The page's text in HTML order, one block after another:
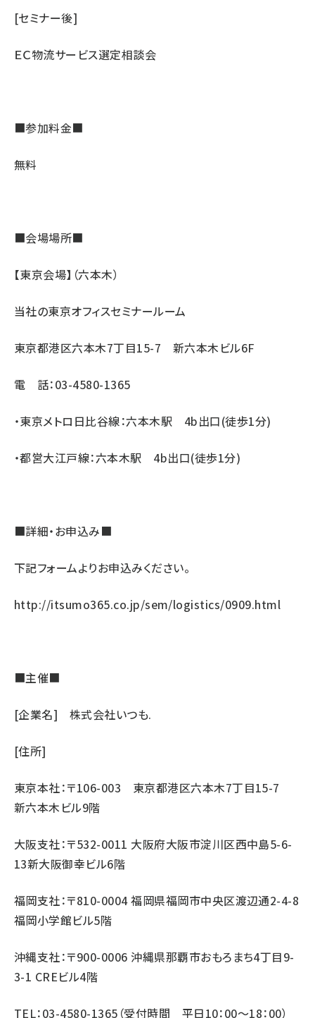
[セミナー後]
ＥＣ物流サービス選定相談会
■参加料金■
無料
■会場場所■
【東京会場】（六本木）
当社の東京オフィスセミナールーム
東京都港区六本木7丁目15-7 新六本木ビル6F
電 話：03-4580-1365
・東京メトロ日比谷線：六本木駅 4b出口(徒歩1分)
・都営大江戸線：六本木駅 4b出口(徒歩1分)
■詳細・お申込み■
下記フォームよりお申込みください。
http://itsumo365.co.jp/sem/logistics/0909.html
■主催■
[企業名] 株式会社いつも.
[住所]
東京本社：〒106-003 東京都港区六本木7丁目15-7
新六本木ビル9階
大阪支社：〒532-0011 大阪府大阪市淀川区西中島5-6-
13新大阪御幸ビル6階
福岡支社：〒810-0004 福岡県福岡市中央区渡辺通2-4-8
福岡小学館ビル5階
沖縄支社：〒900-0006 沖縄県那覇市おもろまち4丁目9-
3-1 CREビル4階
TEL：03-4580-1365（受付時間 平日10：00～18：00）